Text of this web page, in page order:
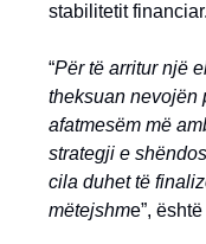
stabilitetit financiar.
“Për të arritur një
theksuan nevojën
afatmesëm më
strategji e
cila duhet të
mëtejshme”,